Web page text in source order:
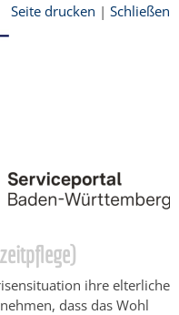
Seite drucken | Schließen
ihre elterliche
dass das Wohl